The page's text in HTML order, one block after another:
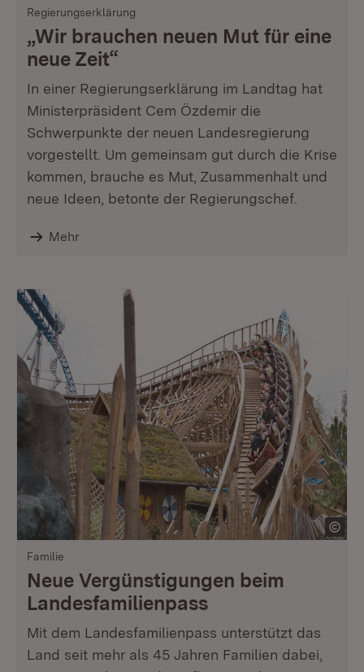
Regierungserklärung
„Wir brauchen neuen Mut für eine
neue Zeit“
In einer Regierungserklärung im Landtag hat
Ministerpräsident Cem Özdemir die
Schwerpunkte der neuen Landesregierung
vorgestellt. Um gemeinsam gut durch die Krise
kommen, brauche es Mut, Zusammenhalt und
neue Ideen, betonte der Regierungschef.
Mehr
Familie
Neue Vergünstigungen beim
Landesfamilienpass
Mit dem Landesfamilienpass unterstützt das
Land seit mehr als 45 Jahren Familien dabei,